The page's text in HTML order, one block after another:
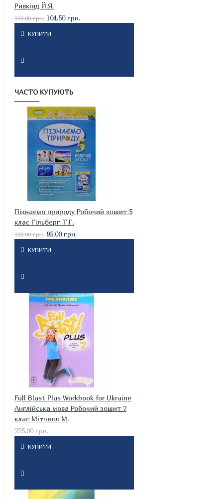
Ривкінд Й.Я.
110.00 грн. 104.50 грн.
КУПИТИ
ЧАСТО КУПУЮТЬ
Пізнаємо природу Робочий зошит 5
клас Гільберг Т.Г.
100.00 грн. 95.00 грн.
КУПИТИ
Full Blast Plus Workbook for Ukraine
Англійська мова Робочий зошит 7
клас Мітчелл М.
225.00 грн.
КУПИТИ